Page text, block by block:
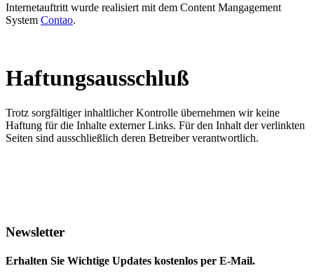
Internetauftritt wurde realisiert mit dem Content Mangagement
System Contao.
Haftungsausschluß
Trotz sorgfältiger inhaltlicher Kontrolle übernehmen wir keine
Haftung für die Inhalte externer Links. Für den Inhalt der verlinkten
Seiten sind ausschließlich deren Betreiber verantwortlich.
Newsletter
Erhalten Sie Wichtige Updates kostenlos per E-Mail.